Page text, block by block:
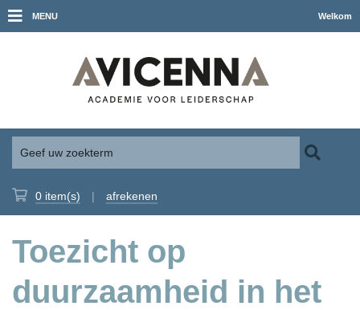
MENU Welkom
0 item(s) | afrekenen
Toezicht op
duurzaamheid in het